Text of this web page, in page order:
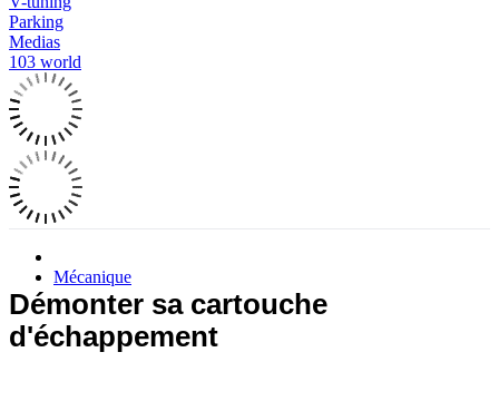
Parking
Medias
103 world
Mécanique
Démonter sa cartouche
d'échappement